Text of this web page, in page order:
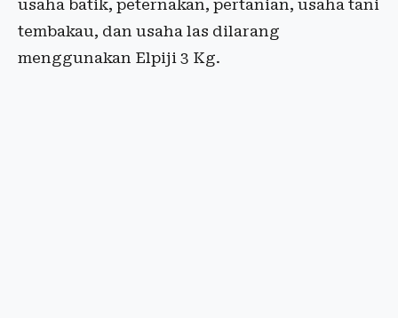
usaha batik, peternakan, pertanian, usaha tani
tembakau, dan usaha las dilarang
menggunakan Elpiji 3 Kg.